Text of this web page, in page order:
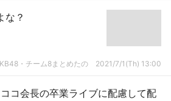
な？
・チーム8まとめたの 2021/7/1(Th) 13:00
コ会長の卒業ライブに配慮して配